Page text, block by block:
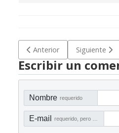
Artículo anterior:
Anterior Artículo
Siguiente
Escribir un
Nombre requerido
E-mail